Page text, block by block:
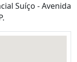
Suíço - Avenida